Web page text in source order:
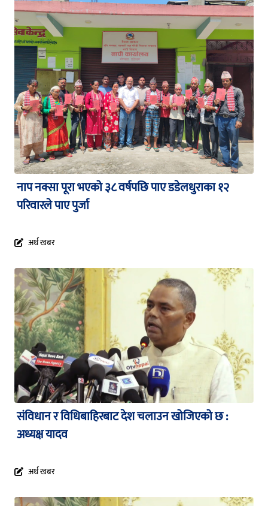
नाप नक्सा पूरा भएको ३८ वर्षपछि पाए डडेलधुराका १२
परिवारले पाए पुर्जा
अर्थ खबर
संविधान र विधिबाहिरबाट देश चलाउन खोजिएको छ :
अध्यक्ष यादव
अर्थ खबर